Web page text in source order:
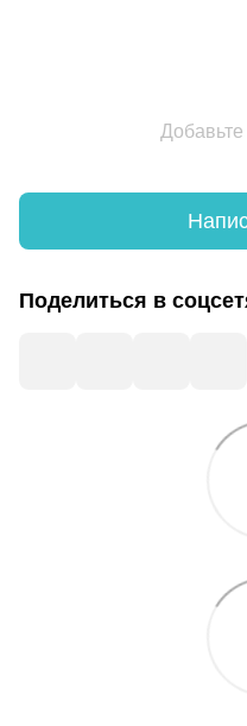
Поделиться в